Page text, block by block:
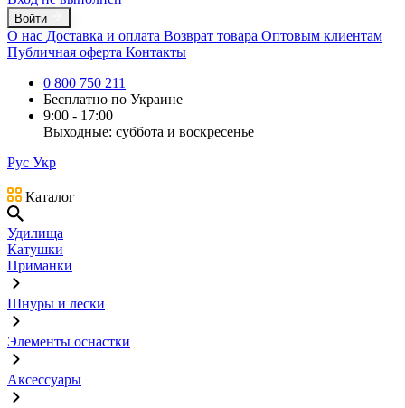
Войти
О нас Доставка и оплата Возврат товара Оптовым клиентам
Публичная оферта Контакты
0 800 750 211
Бесплатно по Украине
9:00 - 17:00
Выходные: суббота и воскресенье
Рус Укр
Каталог
Удилища
Катушки
Приманки
Шнуры и лески
Элементы оснастки
Аксессуары